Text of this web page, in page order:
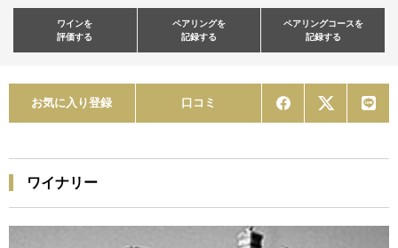
ワインを
評価する
ペアリングを
記録する
ペアリングコースを
記録する
お気に入り登録 口コミ
ワイナリー